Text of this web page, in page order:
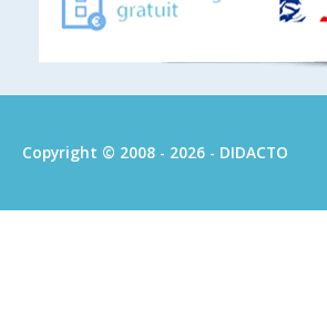
Copyright © 2008 - 2026 - DIDACTO